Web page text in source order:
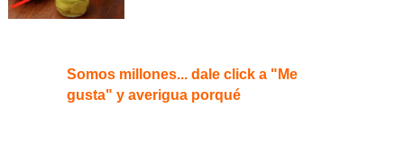
Somos millones... dale click a "Me
gusta" y averigua porqué